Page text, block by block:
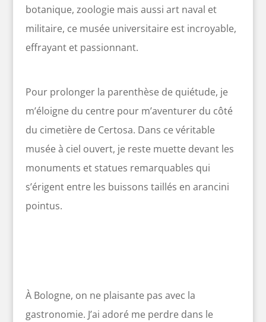
botanique, zoologie mais aussi art naval et
militaire, ce musée universitaire est incroyable,
effrayant et passionnant.
Pour prolonger la parenthèse de quiétude, je
m’éloigne du centre pour m’aventurer du côté
du cimetière de Certosa. Dans ce véritable
musée à ciel ouvert, je reste muette devant les
monuments et statues remarquables qui
s’érigent entre les buissons taillés en arancini
pointus.
À Bologne, on ne plaisante pas avec la
gastronomie. J’ai adoré me perdre dans le